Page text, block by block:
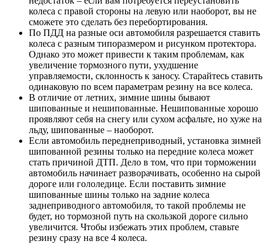
колеса с правой стороны на левую или наоборот, вы не
сможете это сделать без перебортирования.
По ПДД на разные оси автомобиля разрешается ставить
колеса с разным типоразмером и рисунком протектора.
Однако это может привести к таким проблемам, как
увеличение тормозного пути, ухудшение
управляемости, склонность к заносу. Старайтесь ставить
одинаковую по всем параметрам резину на все колеса.
В отличие от летних, зимние шины бывают
шипованные и нешипованные. Нешипованные хорошо
проявляют себя на снегу или сухом асфальте, но хуже на
льду, шипованные – наоборот.
Если автомобиль переднеприводный, установка зимней
шипованной резины только на передние колеса может
стать причиной ДТП. Дело в том, что при торможении
автомобиль начинает разворачивать, особенно на сырой
дороге или гололедице. Если поставить зимние
шипованные шины только на задние колеса
заднеприводного автомобиля, то такой проблемы не
будет, но тормозной путь на скользкой дороге сильно
увеличится. Чтобы избежать этих проблем, ставьте
резину сразу на все 4 колеса.